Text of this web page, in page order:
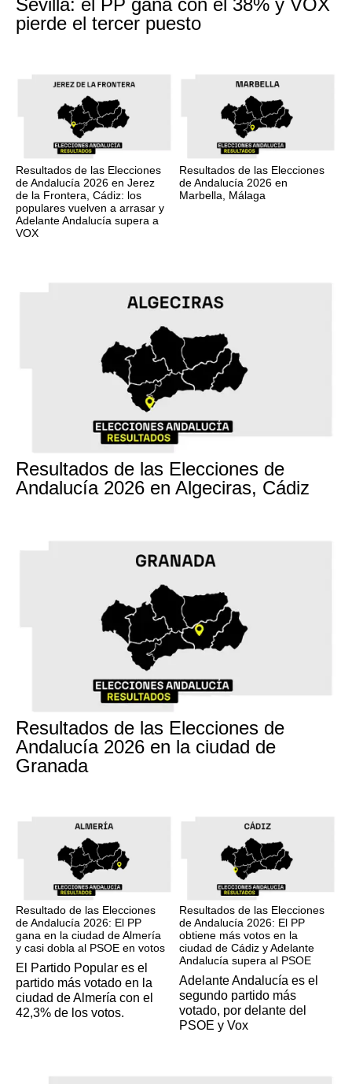
Sevilla: el PP gana con el 38% y VOX
pierde el tercer puesto
Resultados de las Elecciones
de Andalucía 2026 en Jerez
de la Frontera, Cádiz: los
populares vuelven a arrasar y
Adelante Andalucía supera a
VOX
Resultados de las Elecciones
de Andalucía 2026 en
Marbella, Málaga
Resultados de las Elecciones de
Andalucía 2026 en Algeciras, Cádiz
Resultados de las Elecciones de
Andalucía 2026 en la ciudad de
Granada
Resultado de las Elecciones
de Andalucía 2026: El PP
gana en la ciudad de Almería
y casi dobla al PSOE en votos
El Partido Popular es el
partido más votado en la
ciudad de Almería con el
42,3% de los votos.
Resultados de las Elecciones
de Andalucía 2026: El PP
obtiene más votos en la
ciudad de Cádiz y Adelante
Andalucía supera al PSOE
Adelante Andalucía es el
segundo partido más
votado, por delante del
PSOE y Vox